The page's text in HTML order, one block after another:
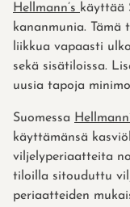
Hellmann’s käyttää
kananmunia.
liikkua vapaasti
sekä sisätiloissa.
uusia tapoja
Suomessa
käyttämänsä
viljelyperiaatteita
tiloilla sitouduttu
periaatteiden